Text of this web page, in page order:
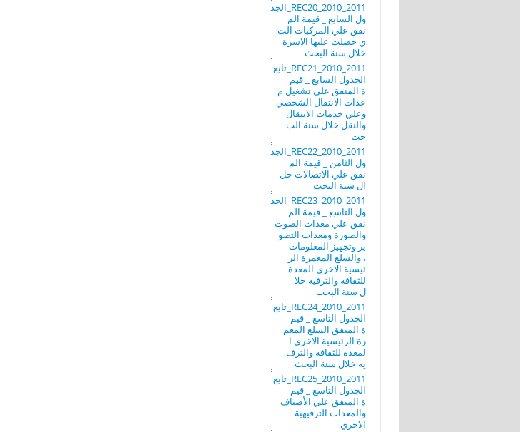
REC20_2010_2011_الجد
ول السابع _ قيمة الم
نفق علي المركبات الت
ي حصلت عليها الاسرة
خلال سنة البحث
REC21_2010_2011_تابع
الجدول السابع _ قيم
ة المنفق علي تشغيل م
عدات الانتقال الشخصي
وعلي خدمات الانتقال
والنقل خلال سنة الب
حث
REC22_2010_2011_الجد
ول الثامن _ قيمة الم
نفق علي الاتصالات خل
ال سنة البحث
REC23_2010_2011_الجد
ول التاسع _ قيمة الم
نفق علي معدات الصوت
والصورة ومعدات التصو
ير وتجهيز المعلومات
، والسلع المعمرة الر
ئيسية الاخري المعدة
للثقافة والترفيه خلا
ل سنة البحث
REC24_2010_2011_تابع
الجدول التاسع _ قيم
ة المنفق السلع المعم
رة الرئيسية الاخري ا
لمعدة للثقافة والترف
يه خلال سنة البحث
REC25_2010_2011_تابع
الجدول التاسع _ قيم
ة المنفق علي الأصناف
والمعدات الترفيهية
الاخري